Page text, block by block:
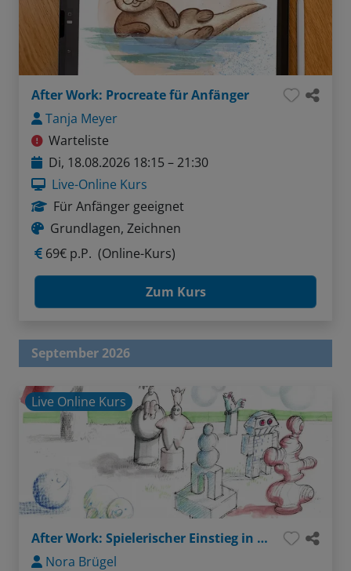
After Work: Procreate für Anfänger
Tanja Meyer
Warteliste
Di, 18.08.2026 18:15 – 21:30
Live-Online Kurs
Für Anfänger geeignet
Grundlagen, Zeichnen
69€ p.P. (Online-Kurs)
Zum Kurs
September 2026
Live Online Kurs
After Work: Spielerischer Einstieg in plastisches Zeichnen
Nora Brügel